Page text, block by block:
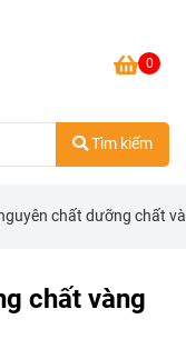
0
Tìm kiếm
chất dưỡng chất
chất vàng